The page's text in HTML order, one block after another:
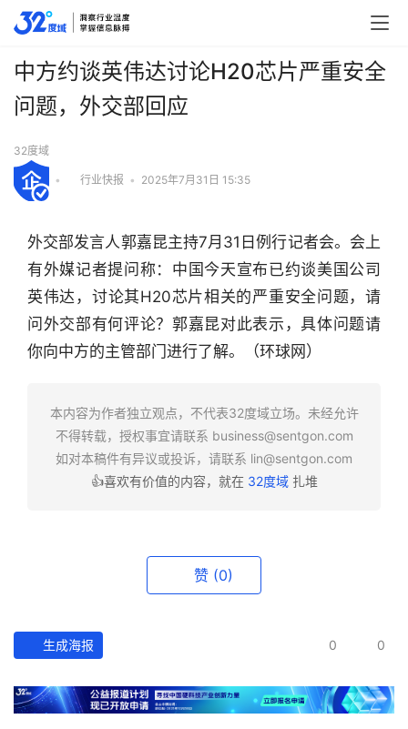
行
深
产
中方约谈英伟达讨论H20芯片严重安全
问题，外交部回应
32度域
• 行业快报 • 2025年7月31日 15:35
外交部发言人郭嘉昆主持7月31日例行记者会。会上
有外媒记者提问称：中国今天宣布已约谈美国公司
英伟达，讨论其H20芯片相关的严重安全问题，请
问外交部有何评论？郭嘉昆对此表示，具体问题请
你向中方的主管部门进行了解。（环球网）
本内容为作者独立观点，不代表32度域立场。未经允许
不得转载，授权事宜请联系 business@sentgon.com
如对本稿件有异议或投诉，请联系 lin@sentgon.com
👍喜欢有价值的内容，就在 32度域扎堆
赞 (0)
生成海报 0 0